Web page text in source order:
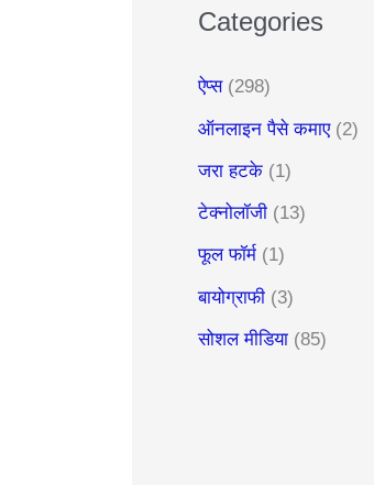
Categories
ऐप्स(298)
ऑनलाइन पैसे कमाए(2)
जरा हटके (1)
टेक्नोलॉजी (13)
फूल फॉर्म (1)
बायोग्राफी (3)
सोशल मीडिया (85)